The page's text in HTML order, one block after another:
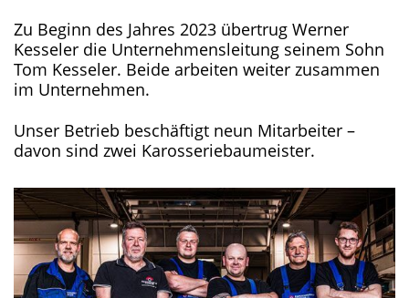
Zu Beginn des Jahres 2023 übertrug Werner
Kesseler die Unternehmensleitung seinem Sohn
Tom Kesseler. Beide arbeiten weiter zusammen
im Unternehmen.
Unser Betrieb beschäftigt neun Mitarbeiter –
davon sind zwei Karosseriebaumeister.